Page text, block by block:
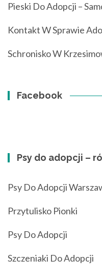
Pieski Do Adopcji –
Kontakt W Sprawie
Schronisko W
Facebook
Psy do adopcji –
Psy Do Adopcji
Przytulisko Pionki
Psy Do Adopcji
Szczeniaki Do Adopcji